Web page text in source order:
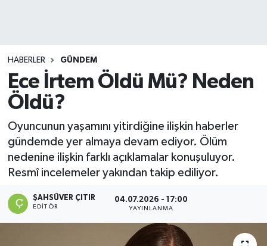
HABERLER GÜNDEM
Ece İrtem Öldü Mü? Neden
Öldü?
Oyuncunun yaşamını yitirdiğine ilişkin haberler
gündemde yer almaya devam ediyor. Ölüm
nedenine ilişkin farklı açıklamalar konuşuluyor.
Resmî incelemeler yakından takip ediliyor.
ŞAHSÜVER ÇITIR
EDITÖR
04.07.2026 - 17:00
YAYINLANMA
EREĞLİ
GÖKÇEBEY
KARABÜK
KASTAMONU